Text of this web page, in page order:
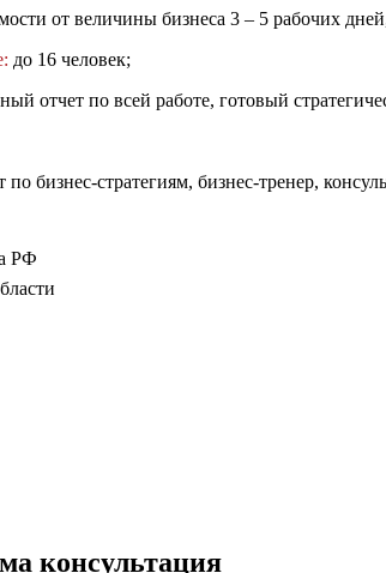
от величины бизнеса 3 – 5 рабочих
до 16 человек;
отчет по всей работе, готовый
по бизнес-стратегиям, бизнес-тренер,
РФ
консультация